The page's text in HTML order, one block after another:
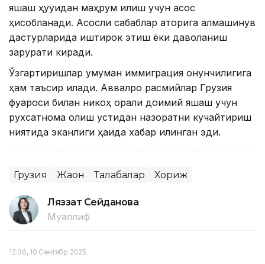
яшаш ҳуқуқидан маҳрум қилиш учун асос
ҳисобланади. Асосли сабаблар қаторига алмашинув
дастурларида иштирок этиш ёки даволаниш
зарурати киради.
Ўзгартиришлар умуман иммиграция қонунчилигига
ҳам таъсир қилади. Аввалроқ расмийлар Грузия
фуқароси билан никоҳ орқали доимий яшаш учун
рухсатнома олиш устидан назоратни кучайтириш
ниятида эканлиги ҳақида хабар қилинган эди.
Грузия Жаҳон Талабалар Хориж
Ляззат Сейданова
Муаллиф
12:36, 10 Сентябр 2025